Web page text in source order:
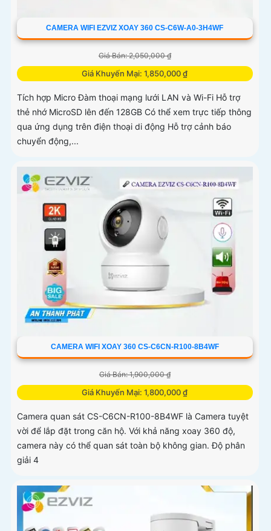
CAMERA WIFI EZVIZ XOAY 360 CS-C6W-A0-3H4WF
Giá Bán: 2,050,000 ₫
Giá Khuyến Mại: 1,850,000 ₫
Tích hợp Micro Đàm thoại mạng lưới LAN và Wi-Fi Hỗ trợ
thẻ nhớ MicroSD lên đến 128GB Có thể xem trực tiếp thông
qua ứng dụng trên điện thoại di động Hỗ trợ cảnh báo
chuyển động,...
CAMERA WIFI XOAY 360 CS-C6CN-R100-8B4WF
Giá Bán: 1,900,000 ₫
Giá Khuyến Mại: 1,800,000 ₫
Camera quan sát CS-C6CN-R100-8B4WF là Camera tuyệt
vời để lắp đặt trong căn hộ. Với khả năng xoay 360 độ,
camera này có thể quan sát toàn bộ không gian. Độ phân
giải 4